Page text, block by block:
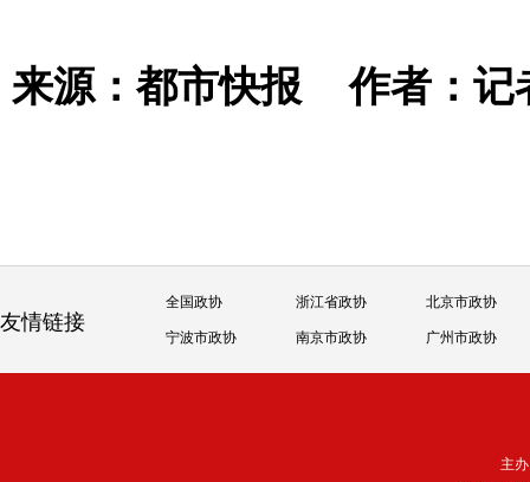
来源：都市快报作者：
友情链接
全国政协 浙江省政协 北京市政协
宁波市政协 南京市政协 广州市政协
主